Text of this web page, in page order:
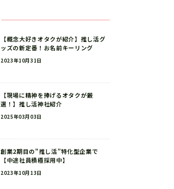
【概念大好きオタクが紹介】推し活グ
ッズの新定番！お名前キーリング
2023年10月31日
【現場に精神を捧げるオタクが厳
選！】推し活神社紹介
2025年03月03日
創業2期目の"推し活”特化型企業で
【中途社員積極採用中】
2023年10月13日